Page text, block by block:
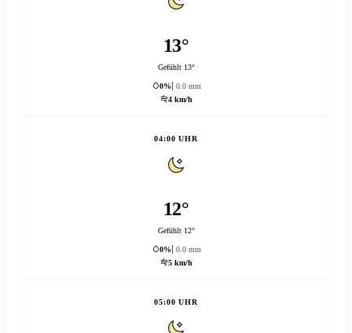
13°
Gefühlt 13°
0%
0.0 mm
4 km/h
04:00 UHR
12°
Gefühlt 12°
0%
0.0 mm
5 km/h
05:00 UHR